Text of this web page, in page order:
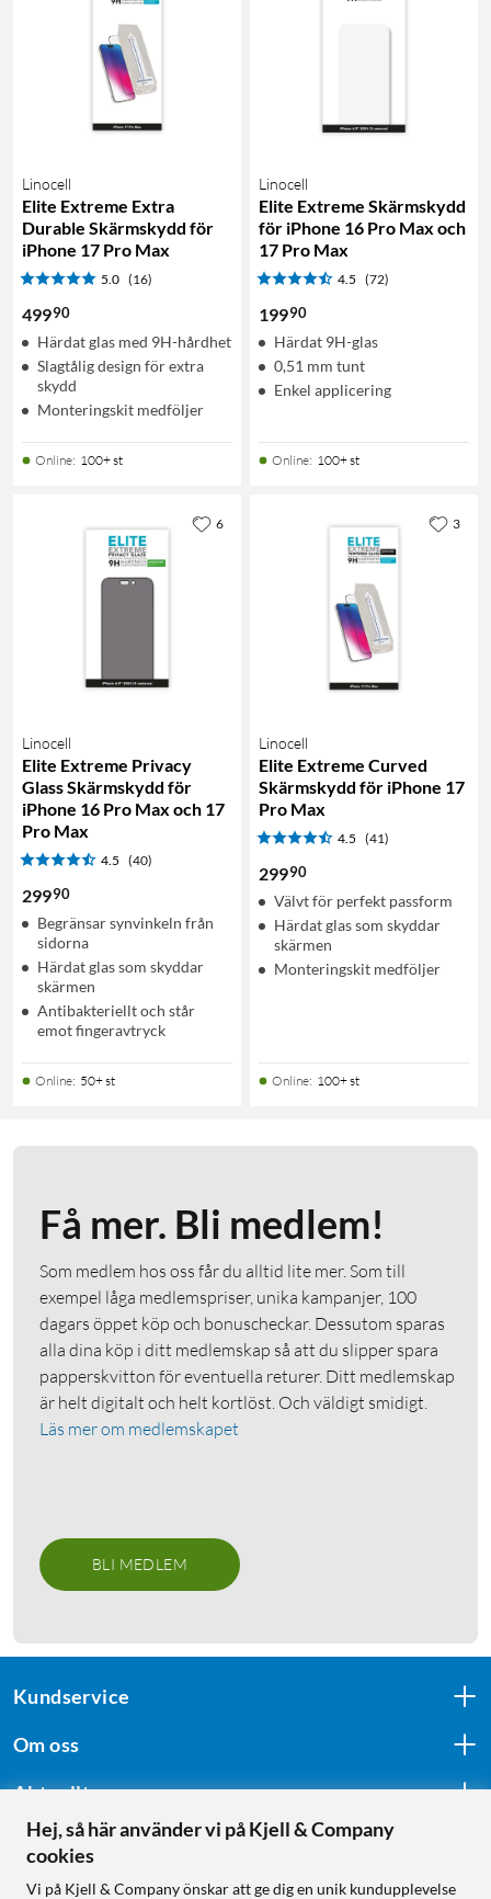
Linocell
Elite Extreme Extra
Durable Skärmskydd för
iPhone 17 Pro Max
5.0 (16)
49990
Härdat glas med 9H-hårdhet
Slagtålig design för extra
skydd
Monteringskit medföljer
Online: 100+ st
Linocell
Elite Extreme Skärmskydd
för iPhone 16 Pro Max och
17 Pro Max
4.5 (72)
19990
Härdat 9H-glas
0,51 mm tunt
Enkel applicering
Online: 100+ st
Linocell
Elite Extreme Privacy
Glass Skärmskydd för
iPhone 16 Pro Max och 17
Pro Max
4.5 (40)
29990
Begränsar synvinkeln från
sidorna
Härdat glas som skyddar
skärmen
Antibakteriellt och står
emot fingeravtryck
Online: 50+ st
6
Linocell
Elite Extreme Curved
Skärmskydd för iPhone 17
Pro Max
4.5 (41)
29990
Välvt för perfekt passform
Härdat glas som skyddar
skärmen
Monteringskit medföljer
Online: 100+ st
3
Få mer. Bli medlem!
Som medlem hos oss får du alltid lite mer. Som till
exempel låga medlemspriser, unika kampanjer, 100
dagars öppet köp och bonuscheckar. Dessutom sparas
alla dina köp i ditt medlemskap så att du slipper spara
papperskvitton för eventuella returer. Ditt medlemskap
är helt digitalt och helt kortlöst. Och väldigt smidigt.
Läs mer om medlemskapet
BLI MEDLEM
Kundservice
Om oss
Aktuellt
Följ oss
Hej, så här använder vi på Kjell & Company
cookies
Vi på Kjell & Company önskar att ge dig en unik kundupplevelse